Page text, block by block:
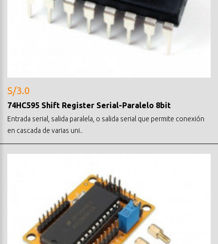
S/3.0
74HC595 Shift Register Serial-Paralelo 8bit
Entrada serial, salida paralela, o salida serial que permite conexión
en cascada de varias uni..